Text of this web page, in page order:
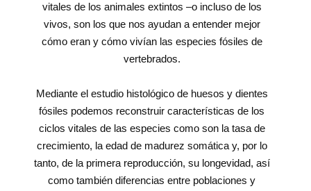
vitales de los animales extintos –o incluso de los
vivos, son los que nos ayudan a entender mejor
cómo eran y cómo vivían las especies fósiles de
vertebrados.
Mediante el estudio histológico de huesos y dientes
fósiles podemos reconstruir características de los
ciclos vitales de las especies como son la tasa de
crecimiento, la edad de madurez somática y, por lo
tanto, de la primera reproducción, su longevidad, así
como también diferencias entre poblaciones y